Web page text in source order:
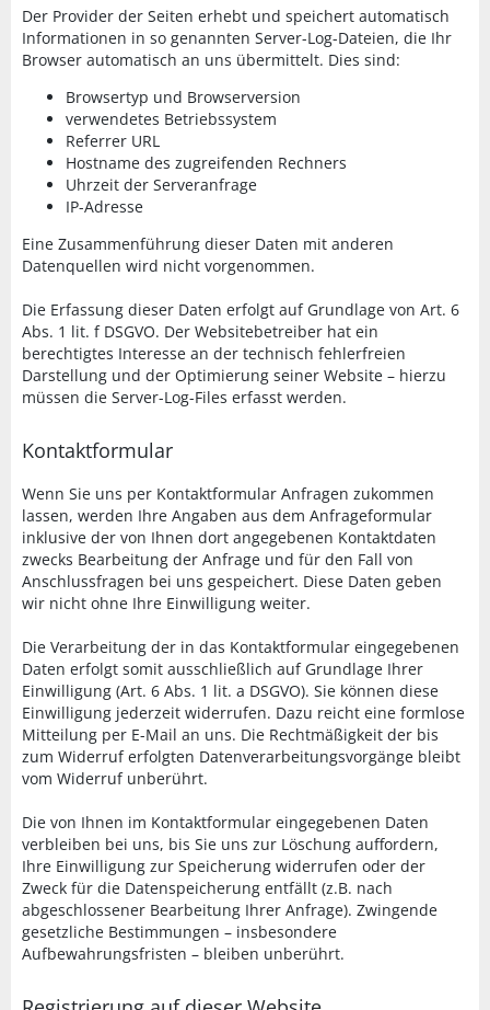
Der Provider der Seiten erhebt und speichert automatisch
Informationen in so genannten Server-Log-Dateien, die Ihr
Browser automatisch an uns übermittelt. Dies sind:
Browsertyp und Browserversion
verwendetes Betriebssystem
Referrer URL
Hostname des zugreifenden Rechners
Uhrzeit der Serveranfrage
IP-Adresse
Eine Zusammenführung dieser Daten mit anderen
Datenquellen wird nicht vorgenommen.
Die Erfassung dieser Daten erfolgt auf Grundlage von Art. 6
Abs. 1 lit. f DSGVO. Der Websitebetreiber hat ein
berechtigtes Interesse an der technisch fehlerfreien
Darstellung und der Optimierung seiner Website – hierzu
müssen die Server-Log-Files erfasst werden.
Kontaktformular
Wenn Sie uns per Kontaktformular Anfragen zukommen
lassen, werden Ihre Angaben aus dem Anfrageformular
inklusive der von Ihnen dort angegebenen Kontaktdaten
zwecks Bearbeitung der Anfrage und für den Fall von
Anschlussfragen bei uns gespeichert. Diese Daten geben
wir nicht ohne Ihre Einwilligung weiter.
Die Verarbeitung der in das Kontaktformular eingegebenen
Daten erfolgt somit ausschließlich auf Grundlage Ihrer
Einwilligung (Art. 6 Abs. 1 lit. a DSGVO). Sie können diese
Einwilligung jederzeit widerrufen. Dazu reicht eine formlose
Mitteilung per E-Mail an uns. Die Rechtmäßigkeit der bis
zum Widerruf erfolgten Datenverarbeitungsvorgänge bleibt
vom Widerruf unberührt.
Die von Ihnen im Kontaktformular eingegebenen Daten
verbleiben bei uns, bis Sie uns zur Löschung auffordern,
Ihre Einwilligung zur Speicherung widerrufen oder der
Zweck für die Datenspeicherung entfällt (z.B. nach
abgeschlossener Bearbeitung Ihrer Anfrage). Zwingende
gesetzliche Bestimmungen – insbesondere
Aufbewahrungsfristen – bleiben unberührt.